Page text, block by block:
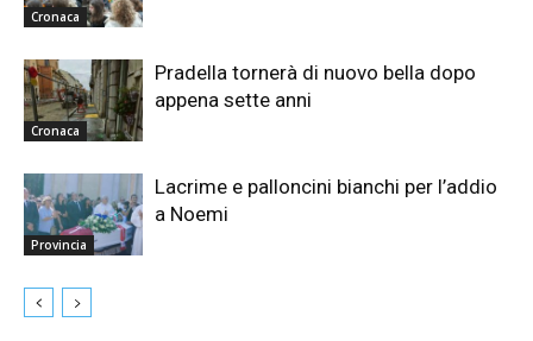
Cronaca
Cronaca
Pradella tornerà di nuovo bella dopo
appena sette anni
Provincia
Lacrime e palloncini bianchi per l’addio
a Noemi